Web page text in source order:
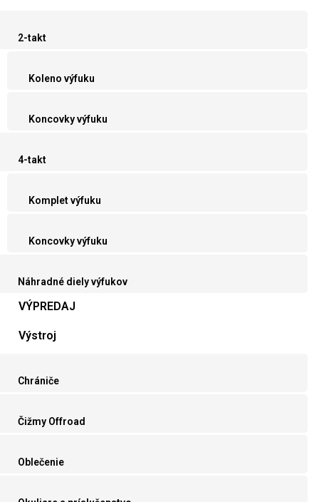
2-takt
Koleno výfuku
Koncovky výfuku
4-takt
Komplet výfuku
Koncovky výfuku
Náhradné diely výfukov
VÝPREDAJ
Výstroj
Chrániče
Čižmy Offroad
Oblečenie